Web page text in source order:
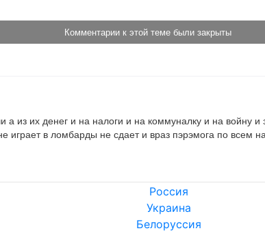
Комментарии к этой теме были закрыты
а из их денег и на налоги и на коммуналку и на
играет в ломбарды не сдает и враз пэрэмога по всем
Россия
Украина
Белоруссия